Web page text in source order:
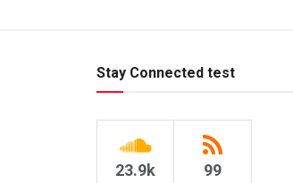
Stay Connected test
23.9k 99